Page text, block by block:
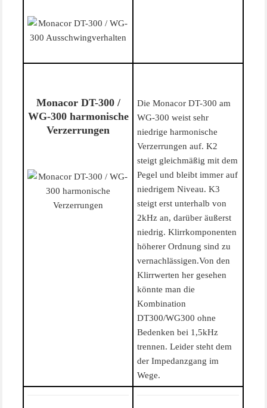
Monacor DT-300 /
WG-300 harmonische
Verzerrungen
Die Monacor DT-300 am
WG-300 weist sehr
niedrige harmonische
Verzerrungen auf. K2
steigt gleichmäßig mit dem
Pegel und bleibt immer auf
niedrigem Niveau. K3
steigt erst unterhalb von
2kHz an, darüber äußerst
niedrig. Klirrkomponenten
höherer Ordnung sind zu
vernachlässigen.Von den
Klirrwerten her gesehen
könnte man die
Kombination
DT300/WG300 ohne
Bedenken bei 1,5kHz
trennen. Leider steht dem
der Impedanzgang im
Wege.